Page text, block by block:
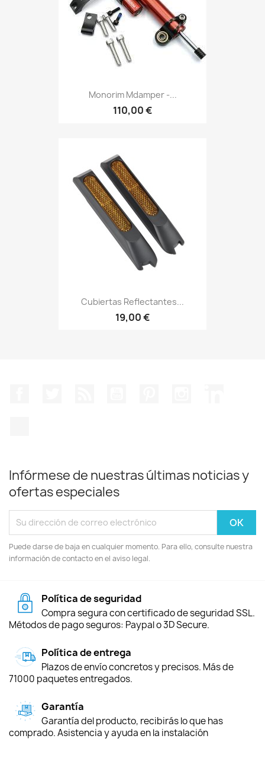
Monorim Mdamper -...
110,00 €
Cubiertas Reflectantes...
19,00 €
Infórmese de nuestras últimas noticias y
ofertas especiales
Puede darse de baja en cualquier momento. Para ello, consulte nuestra
información de contacto en el aviso legal.
Política de seguridad
Compra segura con certificado de seguridad SSL.
Métodos de pago seguros: Paypal o 3D Secure.
Política de entrega
Plazos de envío concretos y precisos. Más de
71000 paquetes entregados.
Garantía
Garantía del producto, recibirás lo que has
comprado. Asistencia y ayuda en la instalación